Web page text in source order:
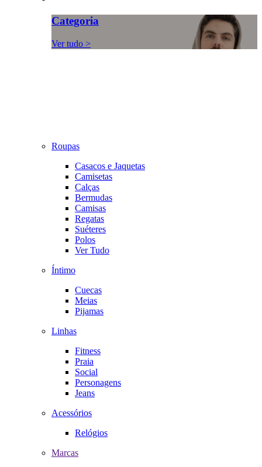
Categoria
Ver tudo >
Roupas
Casacos e Jaquetas
Camisetas
Calças
Bermudas
Camisas
Regatas
Suéteres
Polos
Ver Tudo
Íntimo
Cuecas
Meias
Pijamas
Linhas
Fitness
Praia
Social
Personagens
Jeans
Acessórios
Relógios
Marcas